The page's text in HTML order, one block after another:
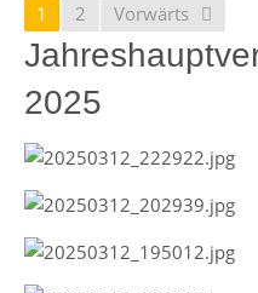
1 2 Vorwärts
2025